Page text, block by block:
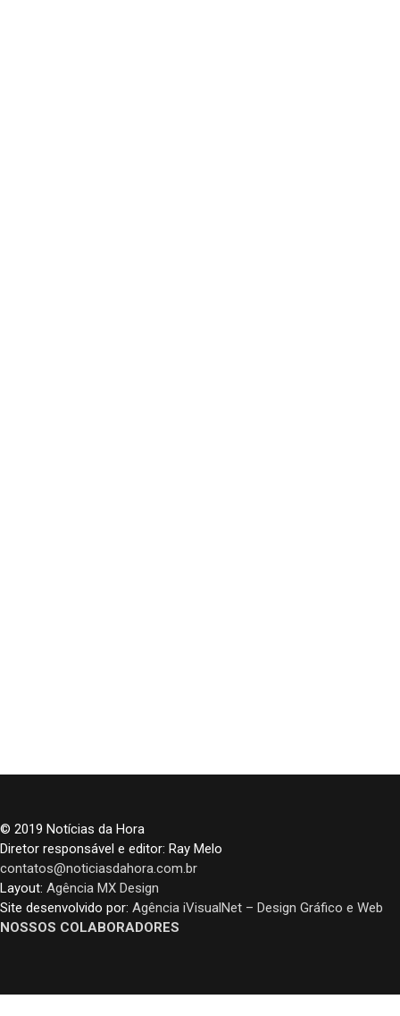
© 2019 Notícias da Hora
Diretor responsável e editor: Ray Melo
contatos@noticiasdahora.com.br
Layout: Agência MX Design
Site desenvolvido por: Agência iVisualNet – Design Gráfico e Web
NOSSOS COLABORADORES